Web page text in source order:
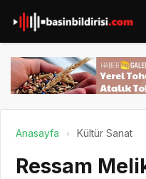
Anasayfa Kültür Sanat
Ressam